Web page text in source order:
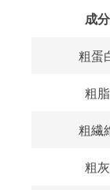
成
粗蛋
粗
粗繊
粗